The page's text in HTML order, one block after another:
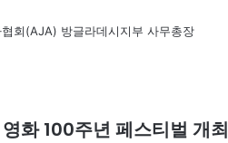
회(AJA) 방글라데시지부 사무총장
화 100주년 페스티벌 개최